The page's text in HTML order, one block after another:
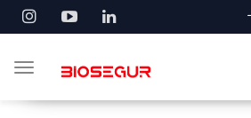
Toggle navigation